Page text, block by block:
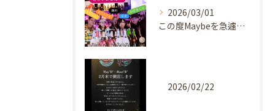
2026/03/01
この度Maybeを急遽ですが！⁡
2026/02/22